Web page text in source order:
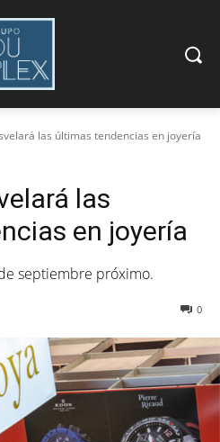
las últimas tendencias en joyería
las
en joyería
septiembre próximo.
0